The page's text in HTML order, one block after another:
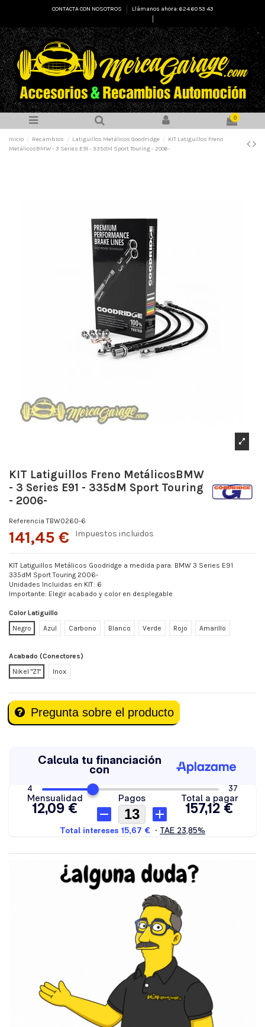
CONTACTA CON NOSOTROS
Llámanos ahora: 624 60 53 43
0
Inicio Recambios Latiguillos Metálicos Goodridge
KIT Latiguillos Freno
MetálicosBMW - 3 Series E91 - 335dM Sport Touring - 2006-
KIT Latiguillos Freno MetálicosBMW
- 3 Series E91 - 335dM Sport Touring
- 2006-
Referencia TBW0260-6
141,45 € Impuestos incluidos
KIT Latiguillos Metálicos Goodridge a medida para: BMW 3 Series E91
335dM Sport Touring 2006-
Unidades Incluidas en KIT: 6
Importante: Elegir acabado y color en desplegable
Color Latiguillo
Negro
Azul Carbono Blanco Verde Rojo Amarillo
Acabado (Conectores)
Nikel "Z1"
Inox
Pregunta sobre el producto